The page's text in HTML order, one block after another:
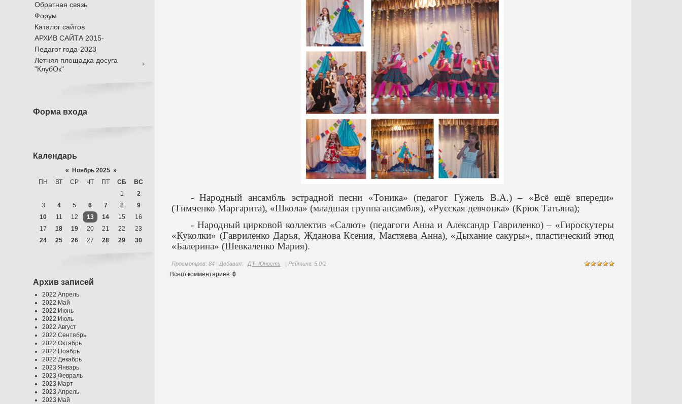
Обратная связь
Форум
Каталог сайтов
АРХИВ САЙТА 2015-
Педагог года-2023
Летняя площадка досуга
"КлубОк"
Форма входа
Календарь
« Ноябрь 2025 »
ПН
ВТ СР ЧТ ПТ СБ
ВС
1
2
3
4 5 6 7 8
9
10
11 12 13 14 15
16
17
18 19 20 21 22
23
24
25 26 27 28 29 30
Архив записей
2022 Апрель
2022 Май
2022 Июнь
2022 Июль
2022 Август
2022 Сентябрь
2022 Октябрь
2022 Ноябрь
2022 Декабрь
2023 Январь
2023 Февраль
2023 Март
2023 Апрель
2023 Май
- Народный ансамбль эстрадной песни «Тоника» (педагог Гужель В.А.) – «Всё ещё впереди»
(Тимченко Маргарита), «Школа» (младшая группа ансамбля), «Русская девчонка» (Крюк Татьяна);
- Народный цирковой коллектив «Салют» (педагоги Анна и Александр Гавриленко) – «Гироскутеры
«Куколки» (Гавриленко Дарья, Жданова Ксения, Мастяева Анна), «Дыхание сакуры», пластический этюд
«Балерина» (Шевкаленко Мария).
Просмотров: 84 | Добавил: ДТ_Юность | Рейтинг: 5.0/1
Всего комментариев: 0